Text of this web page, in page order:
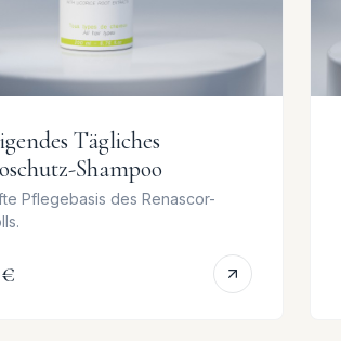
Tägliches
Shampoo
Pflegebasis des Renascor-